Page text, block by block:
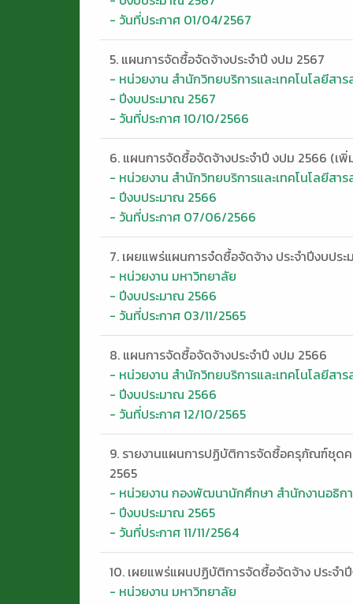
- วันที่ประกาศ 01/04/2567
5. แผนการจัดซื้อจัดจ้างประจำปี งปม 2567
- หน่วยงาน สำนักวิทยบริการและเทคโนโลยีสาร
- ปีงบประมาณ 2567
- วันที่ประกาศ 10/10/2566
6. แผนการจัดซื้อจัดจ้างประจำปี งปม 2566 (เพิ่
- หน่วยงาน สำนักวิทยบริการและเทคโนโลยีสาร
- ปีงบประมาณ 2566
- วันที่ประกาศ 07/06/2566
7. เผยแพร่แผนการจํดซื้อจัดจ้าง ประจำปีงบปร
- หน่วยงาน มหาวิทยาลัย
- ปีงบประมาณ 2566
- วันที่ประกาศ 03/11/2565
8. แผนการจัดซื้อจัดจ้างประจำปี งปม 2566
- หน่วยงาน สำนักวิทยบริการและเทคโนโลยีสาร
- ปีงบประมาณ 2566
- วันที่ประกาศ 12/10/2565
9. รายงานแผนการปฏิบัติการจัดซื้อครุภัณฑ์ชุด
2565
- หน่วยงาน กองพัฒนานักศึกษา สำนักงานอธิก
- ปีงบประมาณ 2565
- วันที่ประกาศ 11/11/2564
10. เผยแพร่แผนปฏิบัติการจัดซื้อจัดจ้าง ประจำ
- หน่วยงาน มหาวิทยาลัย